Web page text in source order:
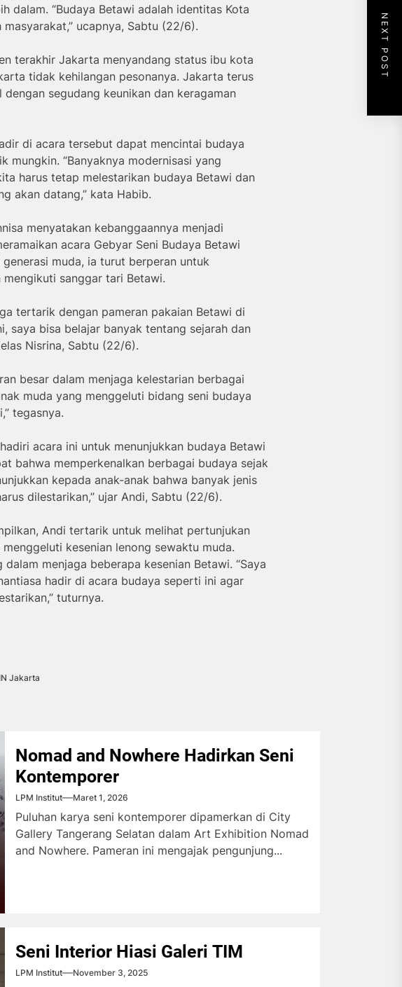
dalam. “Budaya Betawi adalah identitas Kota
ucapnya, Sabtu (22/6).
terakhir Jakarta menyandang status ibu kota
tidak kehilangan pesonanya. Jakarta terus
segudang keunikan dan keragaman
di acara tersebut dapat mencintai budaya
mungkin. “Banyaknya modernisasi yang
harus tetap melestarikan budaya Betawi dan
akan datang,” kata Habib.
menyatakan kebanggaannya menjadi
acara Gebyar Seni Budaya Betawi
muda, ia turut berperan untuk
sanggar tari Betawi.
tertarik dengan pameran pakaian Betawi di
saya bisa belajar banyak tentang sejarah dan
Nisrina, Sabtu (22/6).
besar dalam menjaga kelestarian berbagai
muda yang menggeluti bidang seni budaya
tegasnya.
acara ini untuk menunjukkan budaya Betawi
bahwa memperkenalkan berbagai budaya sejak
kepada anak-anak bahwa banyak jenis
dilestarikan,” ujar Andi, Sabtu (22/6).
Andi tertarik untuk melihat pertunjukan
kesenian lenong sewaktu muda.
menjaga beberapa kesenian Betawi. “Saya
hadir di acara budaya seperti ini agar
tuturnya.
Jakarta
NEXT POST
Nomad and Nowhere Hadirkan Seni
Kontemporer
LPM Institut Maret 1, 2026
Puluhan karya seni kontemporer dipamerkan di City
Gallery Tangerang Selatan dalam Art Exhibition Nomad
and Nowhere. Pameran ini mengajak pengunjung...
Seni Interior Hiasi Galeri TIM
LPM Institut November 3, 2025